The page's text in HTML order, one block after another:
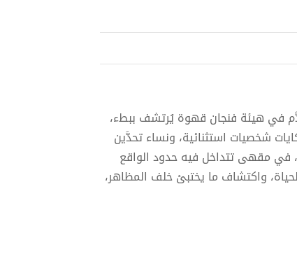
في هيئة فنجان قهوة يُرتشف ببطء،
شخصيات استثنائية، ونساء تحدَّين
في مقهى تتداخل فيه حدود الواقع
واكتشاف ما يختبئ خلف المظاهر،